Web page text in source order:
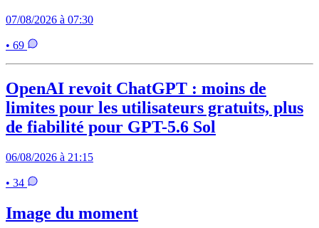
07/08/2026 à 07:30
• 69
OpenAI revoit ChatGPT : moins de
limites pour les utilisateurs gratuits, plus
de fiabilité pour GPT-5.6 Sol
06/08/2026 à 21:15
• 34
Image du moment